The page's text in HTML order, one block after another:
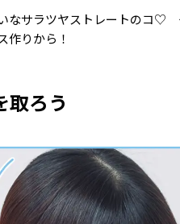
なサラツヤストレートのコ♡
作りから！
取ろう